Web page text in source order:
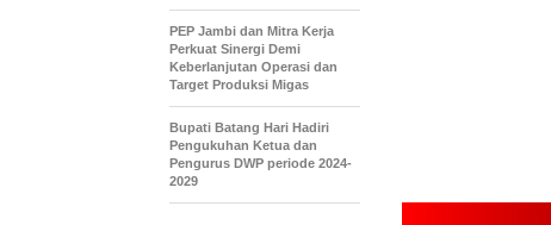
PEP Jambi dan Mitra Kerja
Perkuat Sinergi Demi
Keberlanjutan Operasi dan
Target Produksi Migas
Bupati Batang Hari Hadiri
Pengukuhan Ketua dan
Pengurus DWP periode 2024-
2029